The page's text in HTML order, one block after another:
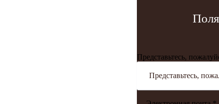
Представьтесь,